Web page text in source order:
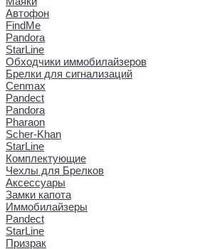
Автофон
FindMe
Pandora
StarLine
Обходчики иммобилайзеров
Брелки для сигнализаций
Cenmax
Pandect
Pandora
Pharaon
Scher-Khan
StarLine
Комплектующие
Чехлы для Брелков
Аксессуары
Замки капота
Иммобилайзеры
Pandect
StarLine
Призрак